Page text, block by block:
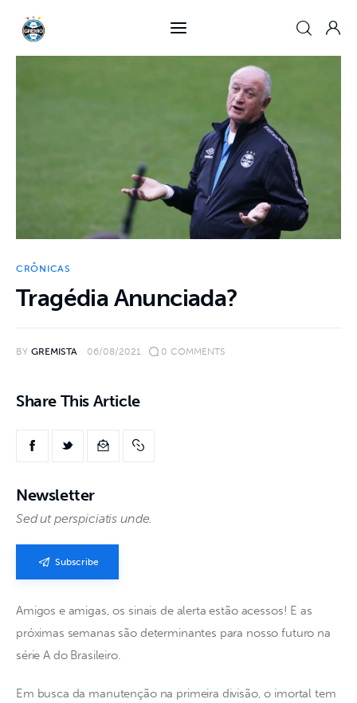
Notícias
CRÔNICAS
Tragédia Anunciada?
BY GREMISTA 06/08/2021 0 COMMENTS
Share This Article
Newsletter
Sed ut perspiciatis unde.
Subscribe
Amigos e amigas, os sinais de alerta estão acessos! E as
próximas semanas são determinantes para nosso futuro na
série A do Brasileiro.
Em busca da manutenção na primeira divisão, o imortal tem